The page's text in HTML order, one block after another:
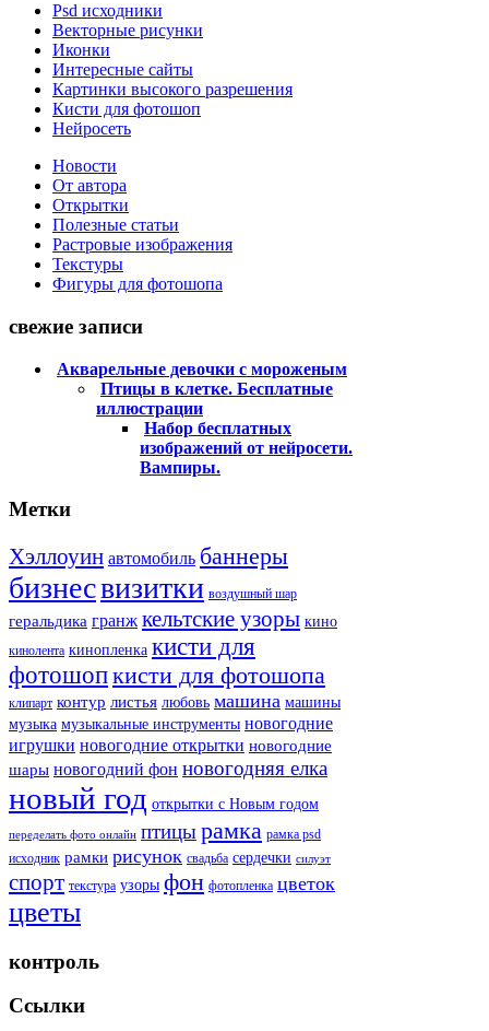
Psd исходники
Векторные рисунки
Иконки
Интересные сайты
Картинки высокого разрешения
Кисти для фотошоп
Нейросеть
Новости
От автора
Открытки
Полезные статьи
Растровые изображения
Текстуры
Фигуры для фотошопа
свежие записи
Акварельные девочки с мороженым
Птицы в клетке. Бесплатные
иллюстрации
Набор бесплатных
изображений от нейросети.
Вампиры.
Метки
Хэллоуин автомобиль баннеры
бизнесвизитки воздушный шар
геральдика гранж кельтские узоры кино
кинолента кинопленка кисти для
фотошопкисти для фотошопа
клипарт контур листья любовь машина машины
музыка музыкальные инструменты новогодние
игрушки новогодние открытки новогодние
шары новогодний фон новогодняя елка
новый год открытки с Новым годом
переделать фото онлайн птицырамка рамка psd
исходник рамки рисунок свадьба сердечки силуэт
спорт текстура узоры фон фотопленка цветок
цветы
контроль
Ссылки